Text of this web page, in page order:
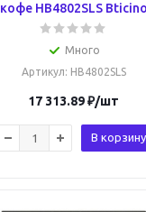
кофе HB4802SLS Bticino
Много
Артикул: HB4802SLS
17 313.89₽/шт
В корзину